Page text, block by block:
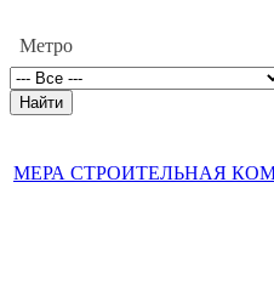
Метро
МЕРА СТРОИТЕЛЬНАЯ